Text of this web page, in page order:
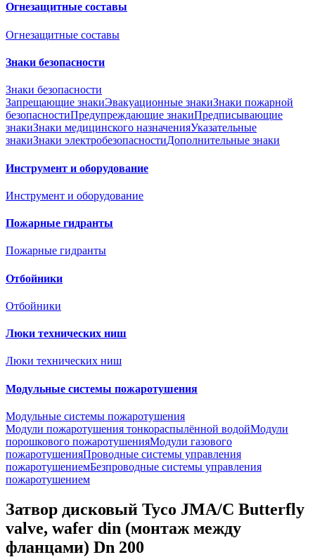
Огнезащитные составы
Огнезащитные составы
Знаки безопасности
Знаки безопасности
Запрещающие знакиЭвакуационные знакиЗнаки пожарной
безопасностиПредупреждающие знакиПредписывающие
знакиЗнаки медицинского назначенияУказательные
знакиЗнаки электробезопасностиДополнительные знаки
Инструмент и оборудование
Инструмент и оборудование
Пожарные гидранты
Пожарные гидранты
Отбойники
Отбойники
Люки технических ниш
Люки технических ниш
Модульные системы пожаротушения
Модульные системы пожаротушения
Модули пожаротушения тонкораспылённой водойМодули
порошкового пожаротушенияМодули газового
пожаротушенияПроводные системы управления
пожаротушениемБезпроводные системы управления
пожаротушением
Затвор дисковый Tyco JMA/C Butterfly
valve, wafer din (монтаж между
фланцами) Dn 200